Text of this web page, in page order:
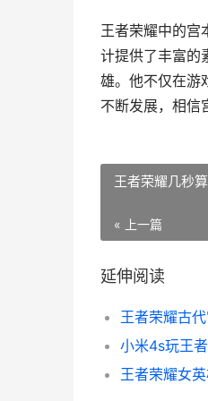
王者荣耀中的宫
计提供了丰富的
雄。他不仅在游
不断发展，相信
王者荣耀几秒
« 上一篇
延伸阅读
王者荣耀古
小米4s玩王
王者荣耀女